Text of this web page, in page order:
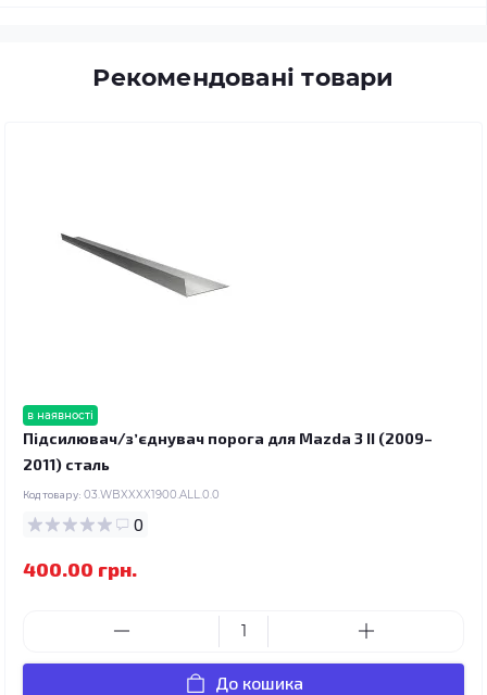
Рекомендовані товари
в наявності
Підсилювач/зʼєднувач порога для Mazda 3 II (2009–
2011) сталь
Код товару: 03.WBXXXX1900.ALL.0.0
0
400.00 грн.
До кошика